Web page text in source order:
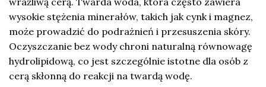
wysokie stężenia minerałów, takich jak cynk i magnez,
może prowadzić do podrażnień i przesuszenia skóry.
Oczyszczanie bez wody chroni naturalną równowagę
hydrolipidową, co jest szczególnie istotne dla osób z
cerą skłonną do reakcji na twardą wodę.